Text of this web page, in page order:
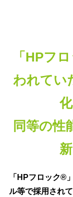
「HPフ
われてい
同等の性
「HPフロック®
ル等で採用され